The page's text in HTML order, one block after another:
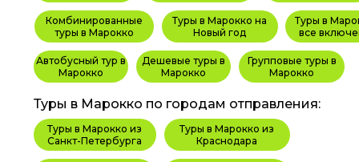
Комбинированные
туры в Марокко
Туры в Марокко на
Новый год
Туры в
все
Автобусный тур в
Марокко
Дешевые туры в
Марокко
Групповые туры в
Марокко
Туры в Марокко из
Краснодара
Туры в Марокко из
Санкт-Петербурга
Туры в Марокко по городам отправления: